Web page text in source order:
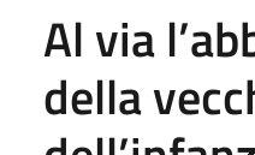
Al via
della